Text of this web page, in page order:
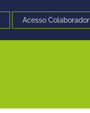
Acesso Colaborador